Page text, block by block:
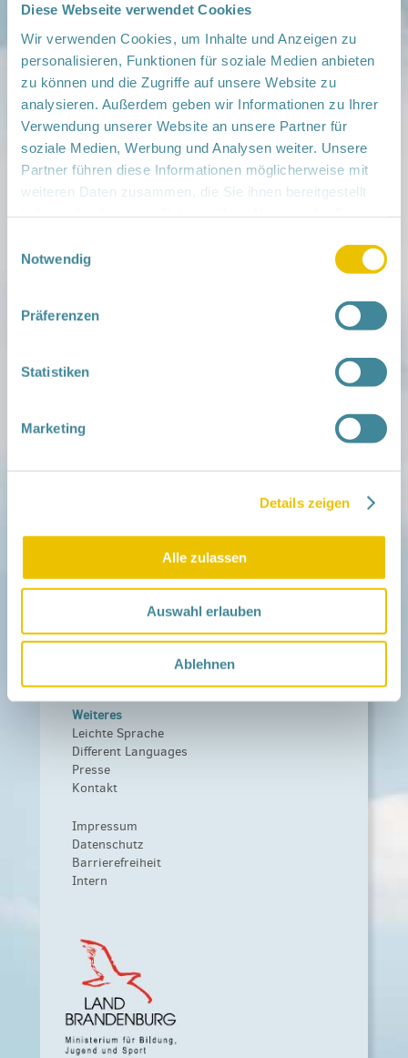
Diese Webseite verwendet Cookies
Wir verwenden Cookies, um Inhalte und Anzeigen zu
personalisieren, Funktionen für soziale Medien anbieten
zu können und die Zugriffe auf unsere Website zu
analysieren. Außerdem geben wir Informationen zu Ihrer
Verwendung unserer Website an unsere Partner für
soziale Medien, Werbung und Analysen weiter. Unsere
Partner führen diese Informationen möglicherweise mit
weiteren Daten zusammen, die Sie ihnen bereitgestellt
Notwendig
Präferenzen
Statistiken
Marketing
Details zeigen
Alle zulassen
Auswahl erlauben
Ablehnen
Str. 26, 16321 Bernau
› auf Google Maps anzeigen
teilen
Weitere Infos:
› Zum Regionalnetzwerk ...
iCal •Google Calendar
in der Schwangerschaft
Netzwerk-Kompass
Aktuelles
Aktuelle Termine
Leitbild
Träger und Förderer
Weiteres
Leichte Sprache
Different Languages
Presse
Kontakt
Impressum
Datenschutz
Barrierefreiheit
Intern